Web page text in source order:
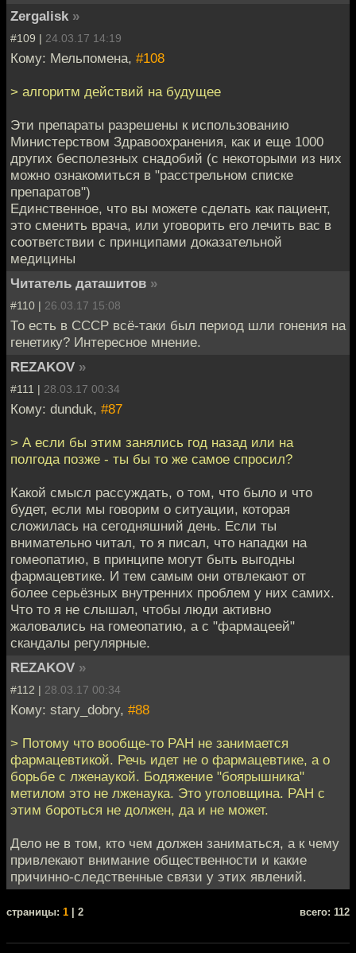
Zergalisk »
#109 | 24.03.17 14:19
Кому: Мельпомена, #108
> алгоритм действий на будущее
Эти препараты разрешены к использованию
Министерством Здравоохранения, как и еще 1000
других бесполезных снадобий (с некоторыми из них
можно ознакомиться в "расстрельном списке
препаратов")
Единственное, что вы можете сделать как пациент,
это сменить врача, или уговорить его лечить вас в
соответствии с принципами доказательной
медицины
Читатель даташитов »
#110 | 26.03.17 15:08
То есть в СССР всё-таки был период шли гонения на
генетику? Интересное мнение.
REZAKOV »
#111 | 28.03.17 00:34
Кому: dunduk, #87
> А если бы этим занялись год назад или на
полгода позже - ты бы то же самое спросил?
Какой смысл рассуждать, о том, что было и что
будет, если мы говорим о ситуации, которая
сложилась на сегодняшний день. Если ты
внимательно читал, то я писал, что нападки на
гомеопатию, в принципе могут быть выгодны
фармацевтике. И тем самым они отвлекают от
более серьёзных внутренних проблем у них самих.
Что то я не слышал, чтобы люди активно
жаловались на гомеопатию, а с "фармацеей"
скандалы регулярные.
REZAKOV »
#112 | 28.03.17 00:34
Кому: stary_dobry, #88
> Потому что вообще-то РАН не занимается
фармацевтикой. Речь идет не о фармацевтике, а о
борьбе с лженаукой. Бодяжение "боярышника"
метилом это не лженаука. Это уголовщина. РАН с
этим бороться не должен, да и не может.
Дело не в том, кто чем должен заниматься, а к чему
привлекают внимание общественности и какие
причинно-следственные связи у этих явлений.
cтраницы: 1 | 2 всего: 112